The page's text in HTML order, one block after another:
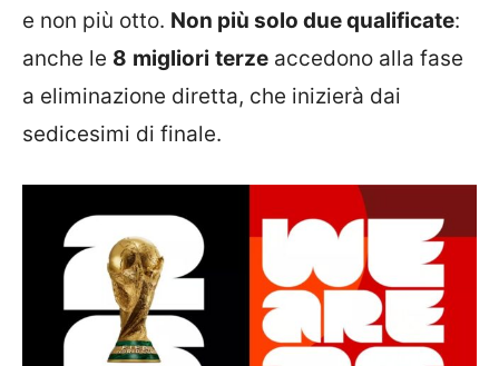
e non più otto. Non più solo due qualificate:
anche le 8 migliori terze accedono alla fase
a eliminazione diretta, che inizierà dai
sedicesimi di finale.